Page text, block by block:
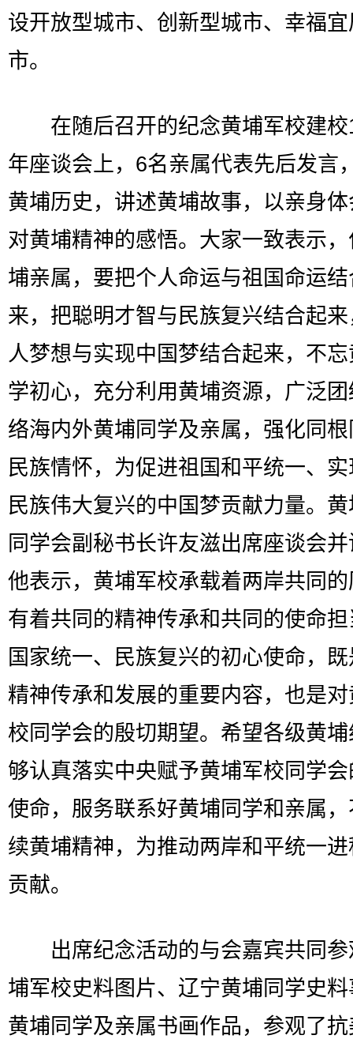
设开放型城市、创新型城市、幸福
市。
在随后召开的纪念黄埔军校建校
年座谈会上，6名亲属代表先后发言
黄埔历史，讲述黄埔故事，以亲身
对黄埔精神的感悟。大家一致表示
埔亲属，要把个人命运与祖国命运
来，把聪明才智与民族复兴结合起
人梦想与实现中国梦结合起来，不
学初心，充分利用黄埔资源，广泛
络海内外黄埔同学及亲属，强化同
民族情怀，为促进祖国和平统一、
民族伟大复兴的中国梦贡献力量。
同学会副秘书长许友滋出席座谈会
他表示，黄埔军校承载着两岸共同
有着共同的精神传承和共同的使命
国家统一、民族复兴的初心使命，
精神传承和发展的重要内容，也是
校同学会的殷切期望。希望各级黄
够认真落实中央赋予黄埔军校同学
使命，服务联系好黄埔同学和亲属
续黄埔精神，为推动两岸和平统一
贡献。
出席纪念活动的与会嘉宾共同参
埔军校史料图片、辽宁黄埔同学史
黄埔同学及亲属书画作品，参观了